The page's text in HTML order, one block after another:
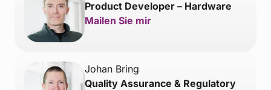
Product Developer – Hardware
Mailen Sie mir
Johan Bring
Quality Assurance & Regulatory